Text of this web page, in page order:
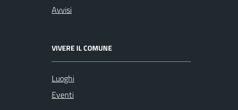
Avvisi
VIVERE IL COMUNE
Luoghi
Eventi